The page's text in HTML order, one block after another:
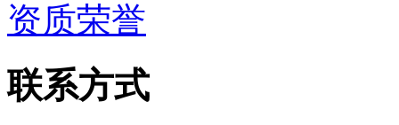
资质荣誉
联系方式